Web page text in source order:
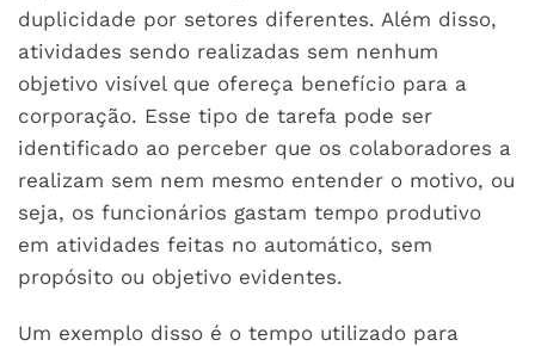
duplicidade por setores diferentes. Além disso,
atividades sendo realizadas sem nenhum
objetivo visível que ofereça benefício para a
corporação. Esse tipo de tarefa pode ser
identificado ao perceber que os colaboradores a
realizam sem nem mesmo entender o motivo, ou
seja, os funcionários gastam tempo produtivo
em atividades feitas no automático, sem
propósito ou objetivo evidentes.
Um exemplo disso é o tempo utilizado para